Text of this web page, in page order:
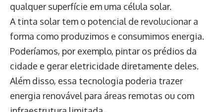
qualquer superfície em uma célula solar.
A tinta solar tem o potencial de revolucionar a
forma como produzimos e consumimos energia.
Poderíamos, por exemplo, pintar os prédios da
cidade e gerar eletricidade diretamente deles.
Além disso, essa tecnologia poderia trazer
energia renovável para áreas remotas ou com